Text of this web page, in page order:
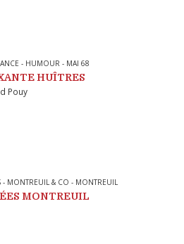
- HUMOUR- MAI 68
HUÎTRES
Pouy
- MONTREUIL & CO - MONTREUIL
MONTREUIL